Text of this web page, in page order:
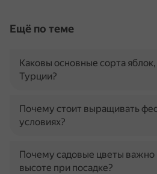
Ещё по теме
Каковы основные сорта
Турции?
Почему стоит выращивать
условиях?
Почему садовые цветы важно
высоте при посадке?